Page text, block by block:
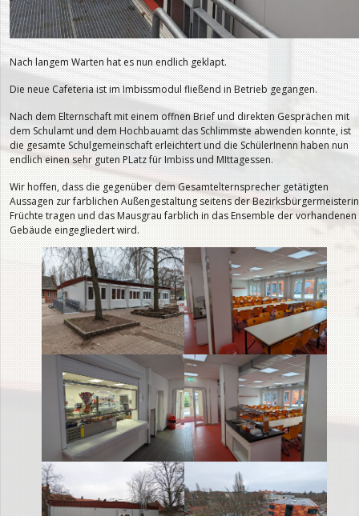
Nach langem Warten hat es nun endlich geklapt.
Die neue Cafeteria ist im Imbissmodul fließend in Betrieb gegangen.
Nach dem Elternschaft mit einem offnen Brief und direkten Gesprächen mit
dem Schulamt und dem Hochbauamt das Schlimmste abwenden konnte, ist
die gesamte Schulgemeinschaft erleichtert und die SchülerInenn haben nun
endlich einen sehr guten PLatz für Imbiss und MIttagessen.
Wir hoffen, dass die gegenüber dem Gesamtelternsprecher getätigten
Aussagen zur farblichen Außengestaltung seitens der Bezirksbürgermeisterin
Früchte tragen und das Mausgrau farblich in das Ensemble der vorhandenen
Gebäude eingegliedert wird.